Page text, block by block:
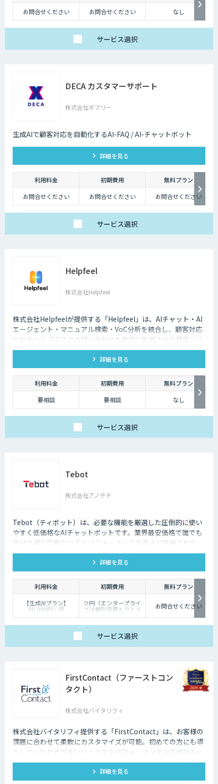
お問合せください
お問合せください なし
サービス選択
DECA カスタマーサポート
株式会社ギブリー
生成AIで顧客対応を自動化するAI-FAQ / AI-チャットボット
詳細を見る
利用料金 初期費用
無料プラン
お問合せください
お問合せください お問合せください
サービス選択
Helpfeel
株式会社Helpfeel
株式会社Helpfeelが提供する「Helpfeel」は、AIチャット・AI
エージェント・マニュアル検索・VoC分析を統合し、顧客対応
や社内ヘルプデスクの問い合わせを劇的に削減するAI検索シス
テムです。特許技術と手厚い伴走支援で、誰でも即座に答えを
詳細を見る
利用料金 初期費用
無料プラン
要相談
要相談 なし
サービス選択
Tebot
株式会社アノテテ
Tebot（ティボット）は、必要な機能を厳選した圧倒的に使い
やすく低価格なAIチャットボットです。業界最安価格で誰でも
数分で導入可能なコストパフォーマンスの高さが評価されてい
ます。ユーザーの自己解決促進や顧客ニーズの収集、リード獲
得を今すぐ実現。14日間無料でお試しいただけます。
詳細を見る
利用料金 初期費用
無料プラン
【生成AIプラン】
80,000円 / 月
【Q&Aプラン】45,000
【エンタープライズ】
個別見積もり / 月
０円（エンタープライ
ズは個別見積もりとな
ります）
お問合せください
サービス選択
FirstContact（ファーストコン
タクト）
株式会社バイタリフィ
株式会社バイタリフィ提供する「FirstContact」は、お客様の
課題に合わせて柔軟にカスタマイズが可能。初めての方にも導
入していただきやすいハイコストパフォーマンスな生成AIチャ
ットボットです。
詳細を見る